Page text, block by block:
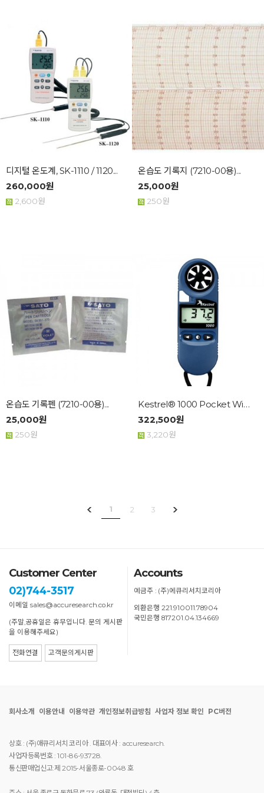
디지털 온도계, SK-1110 / 1120...
260,000원
2,600원
온습도 기록지 (7210-00용)...
25,000원
250원
온습도 기록펜 (7210-00용)...
25,000원
250원
Kestrel® 1000 Pocket Wind Me...
322,500원
3,220원
1 2 3
Customer Center
02)744-3517
이메일 sales@accuresearch.co.kr
(주말,공휴일은 휴무입니다. 문의 게시판
을 이용해주세요)
전화연결 고객문의게시판
Accounts
예금주 : (주)에큐리서치코리아
외환은행 221.910011.78904
국민은행 817201.04.134669
회사소개 이용안내 이용약관 개인정보취급방침 사업자 정보 확인 PC버전
상호 : (주)애큐리서치 코리아 . 대표이사 : accuresearch.
사업자등록번호 : 101-86-93728.
통신판매업신고:제 2015-서울종로-0048 호